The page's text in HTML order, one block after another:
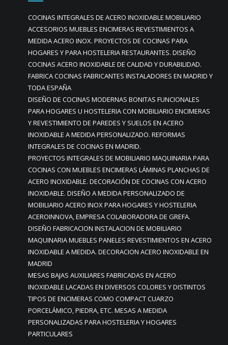
COCINAS INTEGRALES DE ACERO INOXIDABLE MOBILIARIO
ACCESORIOS MUEBLES ENCIMERAS REVESTIMIENTOS A
MEDIDA ACERO INOX. PROYECTOS DE COCINAS PARA
HOGARES Y PARA HOSTELERIA RESTAURANTES. DISEÑO
COCINAS ACERO INOXIDABLE DE CALIDAD Y DURABILIDAD.
FABRICA COCINAS FABRICANTES INSTALADORES EN MADRID Y
TODA ESPAÑA
DISEÑO DE COCINAS MODERNAS BONITAS FUNCIONALES
PARA HOGARES U HOSTELERIA CON MOBILIARIO ENCIMERAS
Y REVESTIMIENTO DE PAREDES Y SUELOS EN ACERO
INOXIDABLE A MEDIDA PERSONALIZADO. REFORMAS
INTEGRALES DE COCINAS EN MADRID.
PROYECTOS INTEGRALES DE MOBILIARIO MAQUINARIA PARA
COCINAS CON MUEBLES ENCIMERAS LÁMINAS PLANCHAS DE
ACERO INOXIDABLE. DECORACIÓN DE COCINAS CON ACERO
INOXIDABLE. DISEÑO A MEDIDA PERSONALIZADO DE
MOBILIARIO ACERO INOX PARA HOGARES Y HOSTELERIA
ACEROINNOVA, EMPRESA COLABORADORA DE GREFA.
DISEÑO FABRICACION INSTALACION DE MOBILIARIO
MAQUINARIA MUEBLES PANELES REVESTIMIENTOS EN ACERO
INOXIDABLE A MEDIDA. DECORACION ACERO INOXIDABLE EN
MADRID
MESAS BAJAS AUXILIARES FABRICADAS EN ACERO
INOXIDABLE LACADAS EN DIVERSOS COLORES Y DISTINTOS
TIPOS DE ENCIMERAS COMO COMPACT CUARZO
PORCELÁMICO, PIEDRA, ETC. MESAS A MEDIDA
PERSONALIZADAS PARA HOSTELERIA Y HOGARES
PARTICULARES